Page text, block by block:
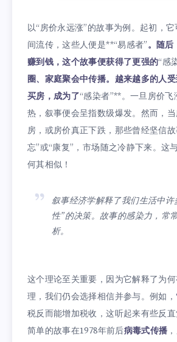
以“房价永远涨”的故事为例。起初，
间流传，这些人便是**“易感者”。随后
赚到钱，这个故事便获得了更强的“感
圈、家庭聚会中传播。越来越多的人
买房，成为了“感染者”**。一旦房价
热，叙事便会呈指数级爆发。然而，
房，或房价真正下跌，那些曾经坚信
忘”或“康复”，市场随之冷静下来。这
何其相似！
叙事经济学解释了我们生活中许
性”的决策。故事的感染力，常
析。
这个理论至关重要，因为它解释了为
理，我们仍会选择相信并参与。例如，
税反而能增加税收，这听起来有些反
简单的故事在1978年前后病毒式传播